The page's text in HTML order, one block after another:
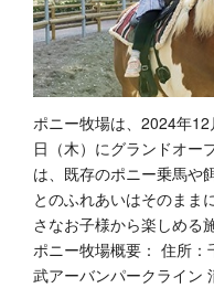
ポニー牧場は、2024年
日（木）にグランドオー
は、既存のポニー乗馬や
とのふれあいはそのまま
さなお子様から楽しめる
ポニー牧場概要： 住所
武アーバンパークライン